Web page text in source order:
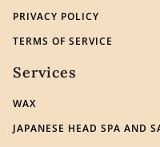
PRIVACY POLICY
TERMS OF SERVICE
Services
WAX
JAPANESE HEAD SPA AND